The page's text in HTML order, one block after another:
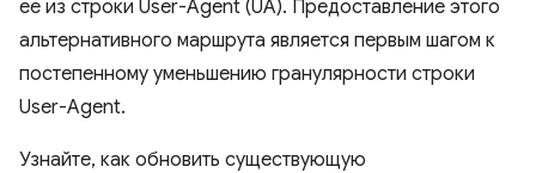
ее из строки User-Agent (UA). Предоставление этого
альтернативного маршрута является первым шагом к
постепенному уменьшению гранулярности строки
User-Agent.
Узнайте, как обновить существующую